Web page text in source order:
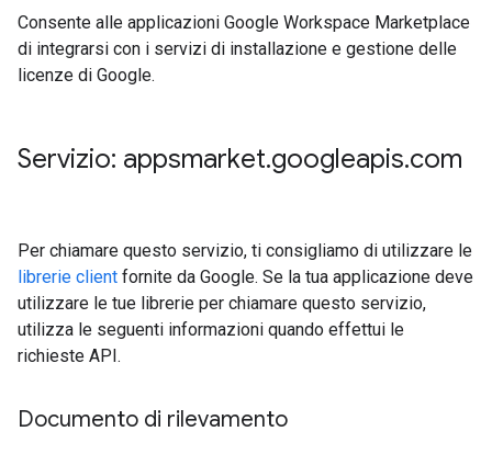
Consente alle applicazioni Google Workspace Marketplace
di integrarsi con i servizi di installazione e gestione delle
licenze di Google.
Servizio: appsmarket.googleapis.com
Per chiamare questo servizio, ti consigliamo di utilizzare le
librerie client fornite da Google. Se la tua applicazione deve
utilizzare le tue librerie per chiamare questo servizio,
utilizza le seguenti informazioni quando effettui le
richieste API.
Documento di rilevamento